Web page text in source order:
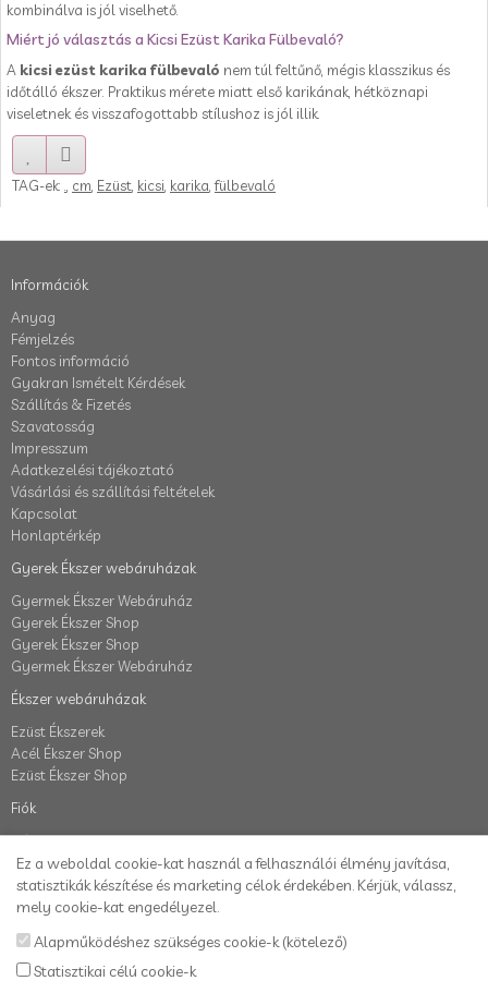
kombinálva is jól viselhető.
Miért jó választás a Kicsi Ezüst Karika Fülbevaló?
A kicsi ezüst karika fülbevaló nem túl feltűnő, mégis klasszikus és
időtálló ékszer. Praktikus mérete miatt első karikának, hétköznapi
viseletnek és visszafogottabb stílushoz is jól illik.
TAG-ek: cm Ezüst kicsi karika ,fülbevaló
Információk
Anyag
Fémjelzés
Fontos információ
Gyakran Ismételt Kérdések
Szállítás & Fizetés
Szavatosság
Impresszum
Adatkezelési tájékoztató
Vásárlási és szállítási feltételek
Kapcsolat
Honlaptérkép
Gyerek Ékszer webáruházak
Gyermek Ékszer Webáruház
Gyerek Ékszer Shop
Gyerek Ékszer Shop
Gyermek Ékszer Webáruház
Ékszer webáruházak
Ezüst Ékszerek
Acél Ékszer Shop
Ezüst Ékszer Shop
Fiók
Fiók
Elállás a szerződéstől
Rendelés követés
Kívánságlista
Karikafülbevaló webáruház
Ez a weboldal cookie-kat használ a felhasználói élmény javítása,
statisztikák készítése és marketing célok érdekében. Kérjük, válassz,
mely cookie-kat engedélyezel.
Alapműködéshez szükséges cookie-k (kötelező)
Statisztikai célú cookie-k